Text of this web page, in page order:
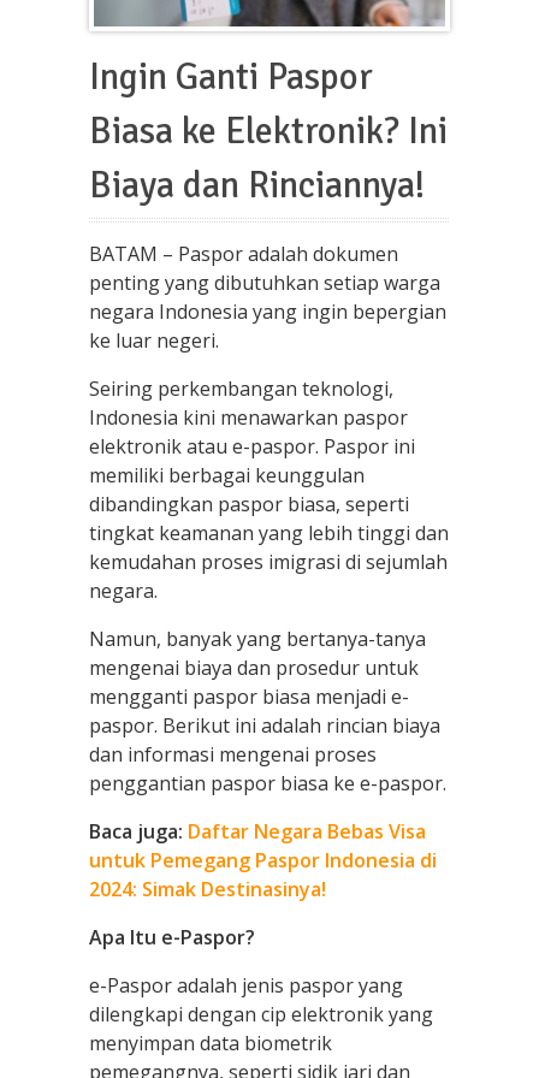
Ingin Ganti Paspor
Biasa ke Elektronik? Ini
Biaya dan Rinciannya!
BATAM – Paspor adalah dokumen
penting yang dibutuhkan setiap warga
negara Indonesia yang ingin bepergian
ke luar negeri.
Seiring perkembangan teknologi,
Indonesia kini menawarkan paspor
elektronik atau e-paspor. Paspor ini
memiliki berbagai keunggulan
dibandingkan paspor biasa, seperti
tingkat keamanan yang lebih tinggi dan
kemudahan proses imigrasi di sejumlah
negara.
Namun, banyak yang bertanya-tanya
mengenai biaya dan prosedur untuk
mengganti paspor biasa menjadi e-
paspor. Berikut ini adalah rincian biaya
dan informasi mengenai proses
penggantian paspor biasa ke e-paspor.
Baca juga: Daftar Negara Bebas Visa
untuk Pemegang Paspor Indonesia di
2024: Simak Destinasinya!
Apa Itu e-Paspor?
e-Paspor adalah jenis paspor yang
dilengkapi dengan cip elektronik yang
menyimpan data biometrik
pemegangnya, seperti sidik jari dan